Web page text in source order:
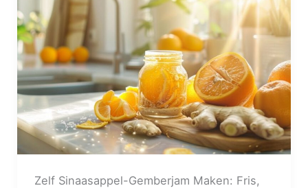
Zelf Sinaasappel-Gemberjam Maken: Fris,
zonder
Suiker